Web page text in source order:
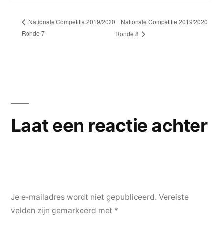
Nationale Competitie 2019/2020
Ronde 7
Nationale Competitie 2019/2020
Ronde 8
Laat een reactie achter
Je e-mailadres wordt niet gepubliceerd. Vereiste
velden zijn gemarkeerd met *